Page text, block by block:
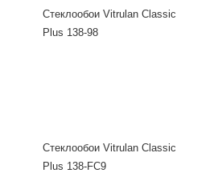
Стеклообои Vitrulan Classic
Plus 138-98
Стеклообои Vitrulan Classic
Plus 138-FC9